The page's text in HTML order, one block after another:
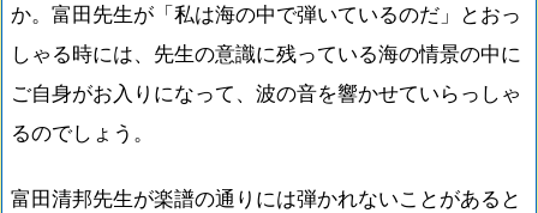
か。富田先生が「私は海の中で弾いているのだ」とおっ
しゃる時には、先生の意識に残っている海の情景の中に
ご自身がお入りになって、波の音を響かせていらっしゃ
るのでしょう。
富田清邦先生が楽譜の通りには弾かれないことがあると